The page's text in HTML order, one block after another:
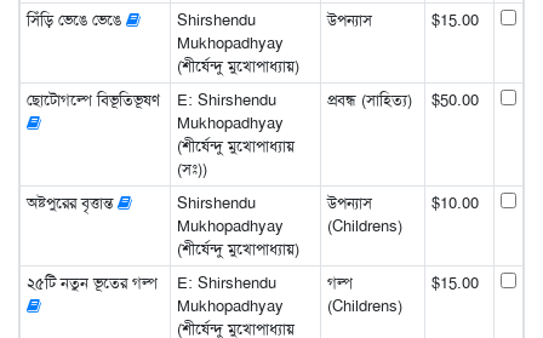
সিঁড়ি ভেঙে ভেঙে
Shirshendu
Mukhopadhyay
(শীর্ষেন্দু মুখোপাধ্যায়)
উপন্যাস $15.00
ছোটোগল্পে বিভূতিভূষণ
E: Shirshendu
Mukhopadhyay
(শীর্ষেন্দু মুখোপাধ্যায়
(সঃ))
প্রবন্ধ (সাহিত্য) $50.00
অষ্টপুরের বৃত্তান্ত
Shirshendu
Mukhopadhyay
(শীর্ষেন্দু মুখোপাধ্যায়)
উপন্যাস
(Childrens)
$10.00
২৫টি নতুন ভূতের গল্প
E: Shirshendu
Mukhopadhyay
(শীর্ষেন্দু মুখোপাধ্যায়
গল্প
(Childrens)
$15.00